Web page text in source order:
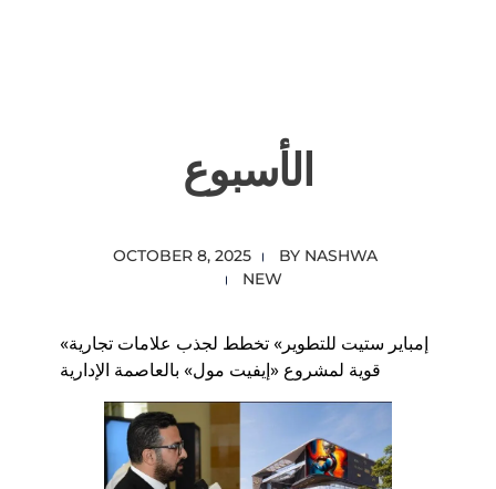
الأسبوع
OCTOBER 8, 2025 BY NASHWA
NEW
«إمباير ستيت للتطوير» تخطط لجذب علامات تجارية
قوية لمشروع «إيفيت مول» بالعاصمة الإدارية